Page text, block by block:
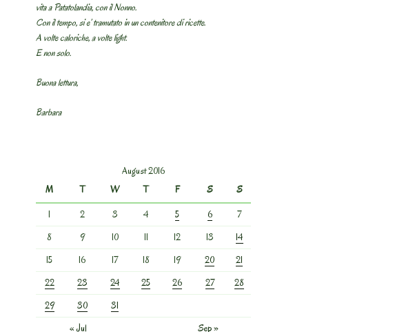
vita a Patatolandia, con il Nonno.
Con il tempo, si e’ tramutato in un contenitore di ricette.
A volte caloriche, a volte light.
E non solo.
Buona lettura,
Barbara
August 2016
M
T W T F S
S
1
2 3 4 5 6
7
8
9 10 11 12 13
14
15
16 17 18 19 20
21
22
23 24 25 26 27
28
29
30
31
« Jul
Sep »